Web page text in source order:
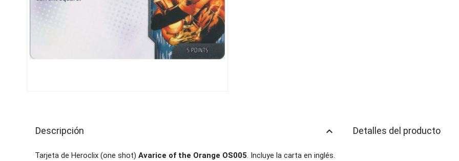
Descripción keyboard_arrow_up
Tarjeta de Heroclix (one shot) Avarice of the Orange OS005. Incluye la carta en inglés.
Detalles del producto